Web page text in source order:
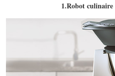
1.Robot culinaire